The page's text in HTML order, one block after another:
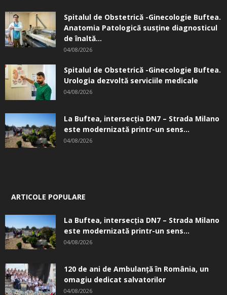
Spitalul de Obstetrică -Ginecologie Buftea.
Anatomia Patologică susţine diagnosticul
de înaltă...
04/08/2026
Spitalul de Obstetrică -Ginecologie Buftea.
Urologia dezvoltă serviciile medicale
04/08/2026
La Buftea, intersecţia DN7 – Strada Milano
este modernizată printr-un sens...
04/08/2026
ARTICOLE POPULARE
La Buftea, intersecţia DN7 – Strada Milano
este modernizată printr-un sens...
04/08/2026
120 de ani de Ambulanță în România, un
omagiu dedicat salvatorilor
04/08/2026